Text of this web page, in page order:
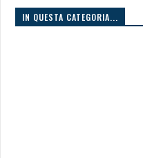
IN QUESTA CATEGORIA...